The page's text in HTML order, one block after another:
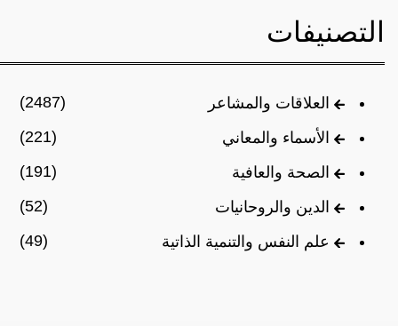
التصنيفات
العلاقات والمشاعر
(2487)
الأسماء والمعاني
(221)
الصحة والعافية
(191)
الدين والروحانيات
(52)
علم النفس والتنمية الذاتية
(49)